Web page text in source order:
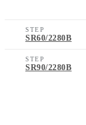
STEP
SR60/2280В
STEP
SR90/2280В